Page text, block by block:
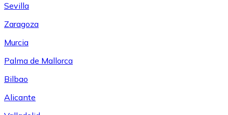
Sevilla
Zaragoza
Murcia
Palma de Mallorca
Bilbao
Alicante